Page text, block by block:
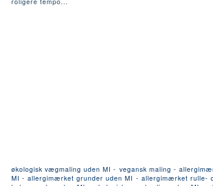
økologisk vægmaling uden MI - vegansk maling -
MI - allergimærket grunder uden MI - allergimærket rulle-